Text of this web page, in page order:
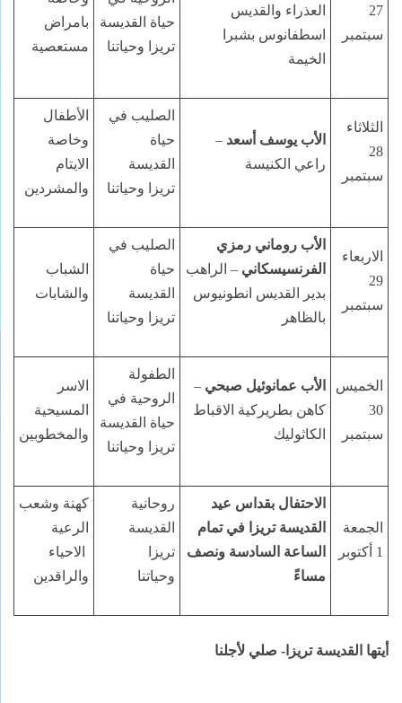
27
سبتمبر
العذراء والقديس
اسطفانوس بشبرا
الخيمة
حياة القديسة
تريزا وحياتنا
بامراض
مستعصية
الثلاثاء
28
سبتمبر
الأب يوسف أسعد –
راعي الكنيسة
الصليب في
حياة
القديسة
تريزا وحياتنا
الأطفال
وخاصة
الايتام
والمشردين
الاربعاء
29
سبتمبر
الأب روماني رمزي
الفرنسيسكاني – الراهب
بدير القديس انطونيوس
بالظاهر
الصليب في
حياة
القديسة
تريزا وحياتنا
الشباب
والشابات
الخميس
30
سبتمبر
الأب عمانوئيل صبحي –
كاهن بطريركية الاقباط
الكاثوليك
الطفولة
الروحية في
حياة القديسة
تريزا وحياتنا
الاسر
المسيحية
والمخطوبين
الجمعة
1 أكتوبر
الاحتفال بقداس عيد
القديسة تريزا في تمام
الساعة السادسة ونصف
مساءً
روحانية
القديسة
تريزا
وحياتنا
كهنة وشعب
الرعية
الاحياء
والراقدين
أيتها القديسة تريزا- صلي لأجلنا